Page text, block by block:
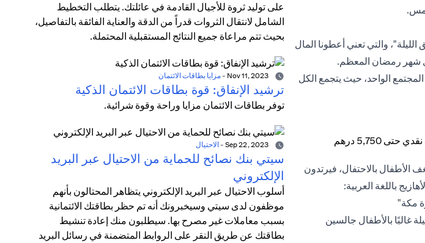
والتي تعني أعطونا المال
شهر رمضان المعظم.
الواحد، حيث يتجمع الكل
الأطفال بالاحتفال، فيرتدون
باللغة العربية:
مكة"
غالبًا بالأطفال جالسين
على توليد ثروة للأجيال القادمة في عائلتك. يتطلب التخطيط
الشامل لانتقال الثروات قدراً من الدقة والعناية الفائقة بالتفاصيل،
بحيث تتم مراعاة جميع النتائج المستقبلية المحتملة.
- مزايا بطاقات الائتمان
ترشيد الإنفاق: قوة بطاقات الائتمان الذكية
توفر بطاقات الائتمان مزايا وراحة وقوة شرائية.
- الاحتيال
سيتي بنك نصائح للحماية من الاحتيال عبر البريد
الإلكتروني
أسلوب الاحتيال عبر البريد الإلكتروني يتظاهر المحتالون بأنهم
موظفون لدى سيتي وسيخبرونك أنه تم حظر بطاقتك الائتمانية
بسبب معاملات غير مصرح بها. سيطلبون منك إعادة تنشيط
بطاقتك عن طريق النقر على الروابط المتضمنة في رسائل البريد